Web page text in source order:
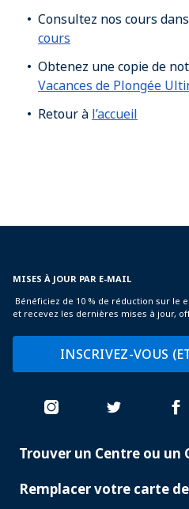
Consultez nos cours
cours
Obtenez une copie de
Vacances de Plongée
Retour à l’accueil
MISES À JOUR PAR E-MAIL
Bénéficiez de 10 % de réduction sur le
et recevez les dernières mises à jour,
INSCRIVEZ-VOUS
PADI
Trouver un Centre ou un
Remplacer votre carte